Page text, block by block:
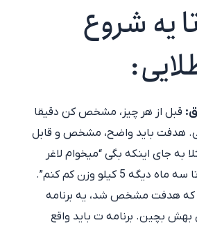
تا یه شروع
قبل از هر چیز، مشخص کن دقیقا
هدفت باید واضح، مشخص و قابل
به جای اینکه بگی “میخوام لاغر
5 کیلو وزن کم کنم”.
که هدفت مشخص شد، یه برنامه
بهش بچین. برنامه ت باید واقع